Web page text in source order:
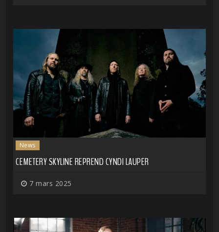
News
CEMETERY SKYLINE REPREND CYNDI LAUPER
7 mars 2025